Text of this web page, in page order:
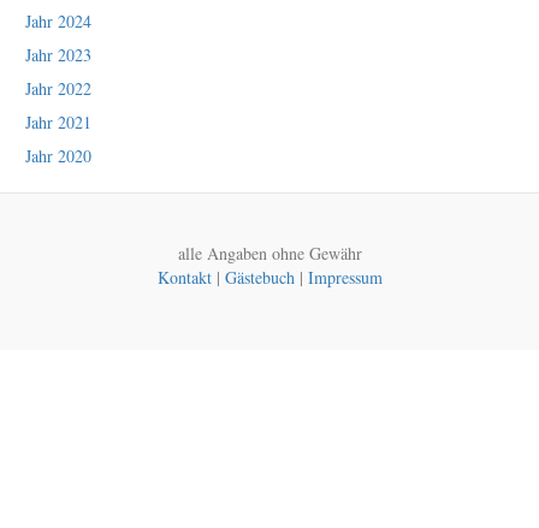
Jahr 2024
Jahr 2023
Jahr 2022
Jahr 2021
Jahr 2020
alle Angaben ohne Gewähr
Kontakt| Gästebuch| Impressum